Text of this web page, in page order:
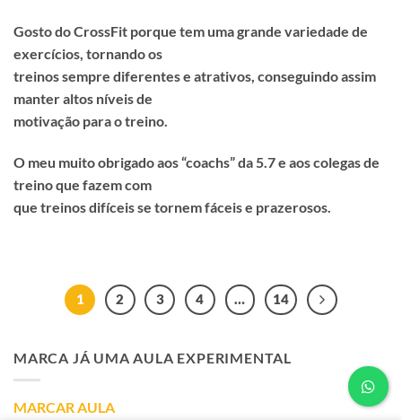
Gosto do CrossFit porque tem uma grande variedade de
exercícios, tornando os
treinos sempre diferentes e atrativos, conseguindo assim
manter altos níveis de
motivação para o treino.
O meu muito obrigado aos “coachs” da 5.7 e aos colegas de
treino que fazem com
que treinos difíceis se tornem fáceis e prazerosos.
1 2 3 4 … 14
MARCA JÁ UMA AULA EXPERIMENTAL
MARCAR AULA